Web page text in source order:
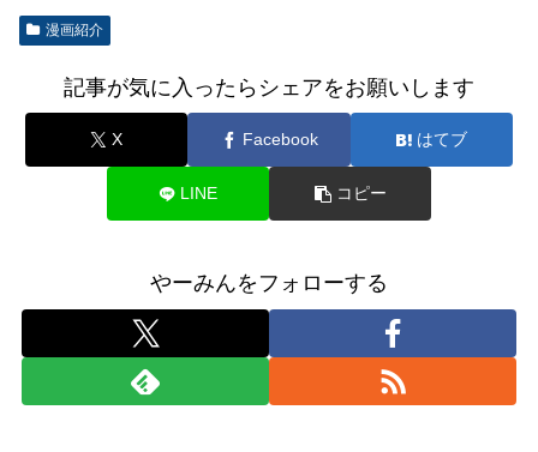
漫画紹介
記事が気に入ったらシェアをお願いします
X Facebook はてブ
LINE コピー
やーみんをフォローする